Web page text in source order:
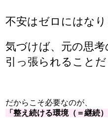
不安はゼロにはなり
気づけば、元の思考
引っ張られること
だからこそ必要なのが、
「整え続ける環境（＝継続）